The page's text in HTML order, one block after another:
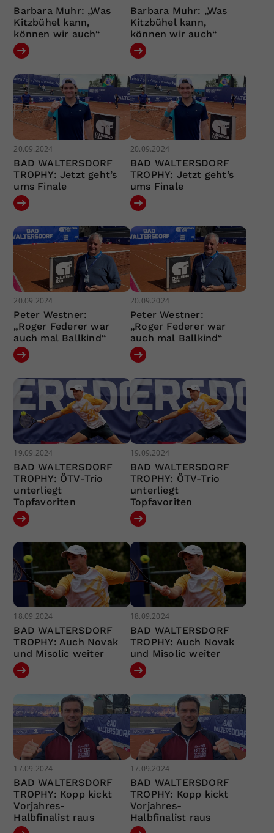
Barbara Muhr: „Was
Kitzbühel kann,
können wir auch“
Barbara Muhr: „Was
Kitzbühel kann,
können wir auch“
20.09.2024
BAD WALTERSDORF
TROPHY: Jetzt geht’s
ums Finale
20.09.2024
BAD WALTERSDORF
TROPHY: Jetzt geht’s
ums Finale
20.09.2024
Peter Westner:
„Roger Federer war
auch mal Ballkind“
20.09.2024
Peter Westner:
„Roger Federer war
auch mal Ballkind“
19.09.2024
BAD WALTERSDORF
TROPHY: ÖTV-Trio
unterliegt
Topfavoriten
19.09.2024
BAD WALTERSDORF
TROPHY: ÖTV-Trio
unterliegt
Topfavoriten
18.09.2024
BAD WALTERSDORF
TROPHY: Auch Novak
und Misolic weiter
18.09.2024
BAD WALTERSDORF
TROPHY: Auch Novak
und Misolic weiter
17.09.2024
BAD WALTERSDORF
TROPHY: Kopp kickt
Vorjahres-
Halbfinalist raus
17.09.2024
BAD WALTERSDORF
TROPHY: Kopp kickt
Vorjahres-
Halbfinalist raus